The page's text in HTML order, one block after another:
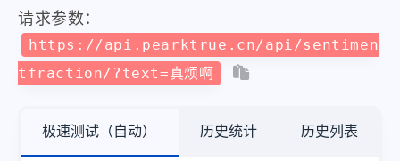
请求参数：
https://api.pearktrue.cn/api/sentimen
tfraction/?text=真烦啊
极速测试（自动） 历史统计 历史列表